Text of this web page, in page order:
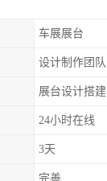
车展展台
设计制作团队
展台设计搭建
24小时在线
3天
完善